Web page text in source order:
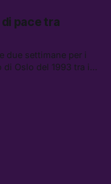
pace tra
due settimane per i
di Oslo del 1993 tra il